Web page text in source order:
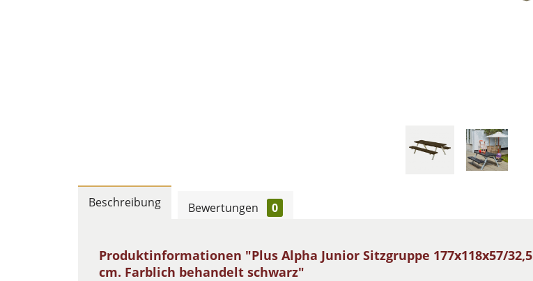
Beschreibung Bewertungen 0
Produktinformationen "Plus Alpha Junior Sitzgruppe 177x118x57/32,5
cm. Farblich behandelt schwarz"